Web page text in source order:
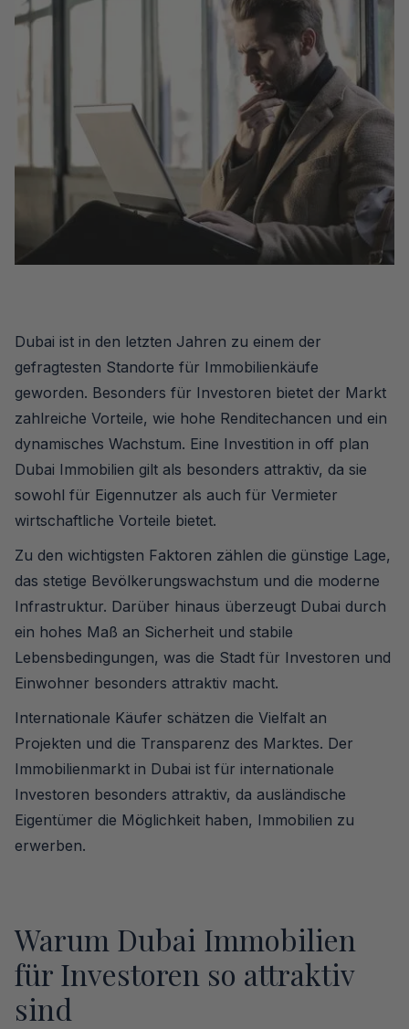
Dubai ist in den letzten Jahren zu einem der
gefragtesten Standorte für Immobilienkäufe
geworden. Besonders für Investoren bietet der Markt
zahlreiche Vorteile, wie hohe Renditechancen und ein
dynamisches Wachstum. Eine Investition in off plan
Dubai Immobilien gilt als besonders attraktiv, da sie
sowohl für Eigennutzer als auch für Vermieter
wirtschaftliche Vorteile bietet.
Zu den wichtigsten Faktoren zählen die günstige Lage,
das stetige Bevölkerungswachstum und die moderne
Infrastruktur. Darüber hinaus überzeugt Dubai durch
ein hohes Maß an Sicherheit und stabile
Lebensbedingungen, was die Stadt für Investoren und
Einwohner besonders attraktiv macht.
Internationale Käufer schätzen die Vielfalt an
Projekten und die Transparenz des Marktes. Der
Immobilienmarkt in Dubai ist für internationale
Investoren besonders attraktiv, da ausländische
Eigentümer die Möglichkeit haben, Immobilien zu
erwerben.
Warum Dubai Immobilien
für Investoren so attraktiv
sind